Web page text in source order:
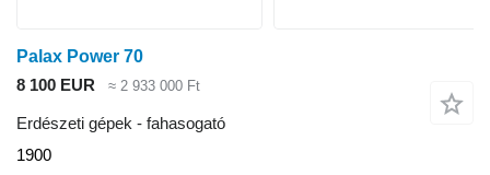
Palax Power 70
8 100 EUR
≈ 2 933 000 Ft
Erdészeti gépek - fahasogató
1900